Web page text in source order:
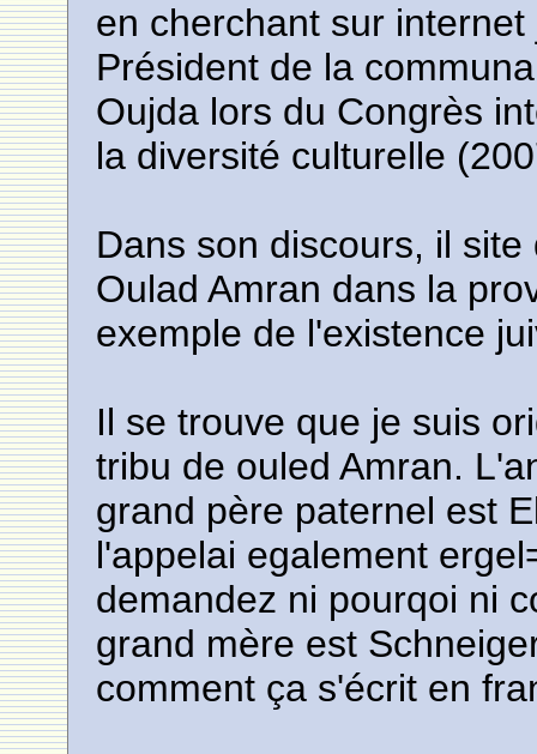
en cherchant sur
Président de la
Oujda lors du Congrès
la diversité culturelle
Dans son discours, il
Oulad Amran dans la
exemple de l'existence
Il se trouve que je suis
tribu de ouled Amran.
grand père paternel est
l'appelai egalement
demandez ni pourqoi ni
grand mère est
comment ça s'écrit en